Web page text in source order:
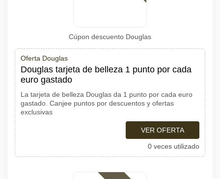
Cúpon descuento Douglas
Oferta Douglas
Douglas tarjeta de belleza 1 punto por cada
euro gastado
La tarjeta de belleza Douglas da 1 punto por cada euro
gastado. Canjee puntos por descuentos y ofertas
exclusivas
VER OFERTA
0 veces utilizado